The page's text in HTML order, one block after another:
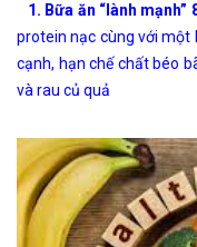
1. Bữa ăn “lành mạnh”
protein nạc cùng với một
cạnh, hạn chế chất béo
và rau củ quả